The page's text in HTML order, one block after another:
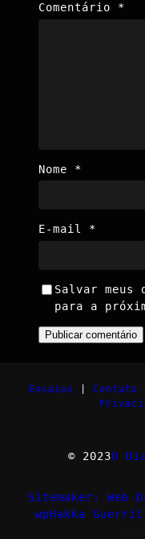
Comentário *
Nome *
E-mail *
Salvar meus
para a
Ensaios Contato
© 2023O
Sitemaker: Web-
wpHakka